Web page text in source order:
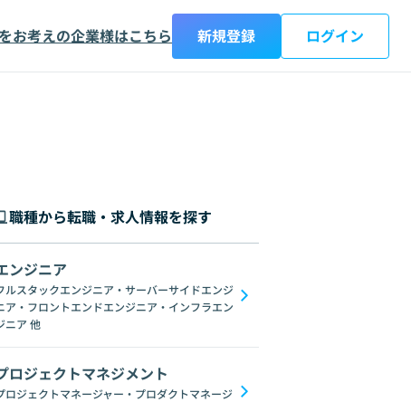
お考えの企業様はこちら 新規登録 ログイン
都 神奈川県 新潟県 富山県 石川県
ブロックチェーン ChatGPT Gemini
職種から転職・求人情報を探す
ンジニア
ルスタックエンジニア・サーバーサイドエンジ
ア・フロントエンドエンジニア・インフラエン
ニア 他
ロジェクトマネジメント
ロジェクトマネージャー・プロダクトマネージ